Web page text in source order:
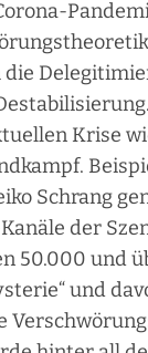
Krise
Schrang
der
50.000 und
und